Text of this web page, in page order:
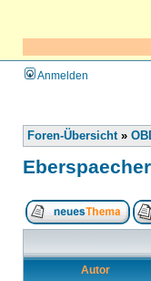
Anmelden
Foren-Übersicht»
Autor